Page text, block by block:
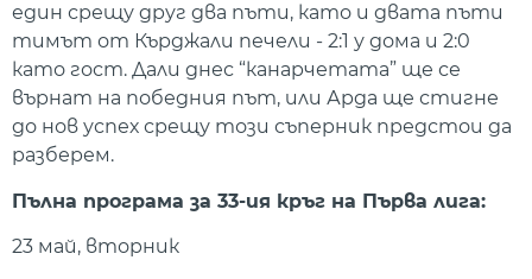
един срещу друг два пъти, като и двата пъти
тимът от Кърджали печели - 2:1 у дома и 2:0
като гост. Дали днес “канарчетата” ще се
върнат на победния път, или Арда ще стигне
до нов успех срещу този съперник предстои да
разберем.
Пълна програма за 33-ия кръг на Първа лига:
23 май, вторник